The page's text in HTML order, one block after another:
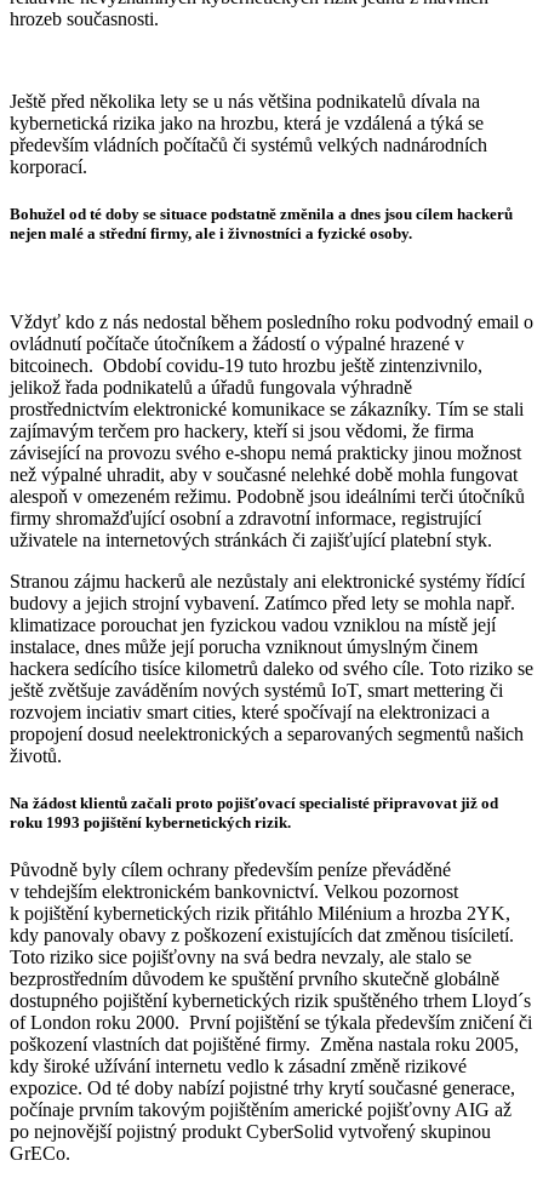
hrozeb současnosti.
Ještě před několika lety se u nás většina podnikatelů dívala na
kybernetická rizika jako na hrozbu, která je vzdálená a týká se
především vládních počítačů či systémů velkých nadnárodních
korporací.
Bohužel od té doby se situace podstatně změnila a dnes jsou cílem hackerů
nejen malé a střední firmy, ale i živnostníci a fyzické osoby.
Vždyť kdo z nás nedostal během posledního roku podvodný email o
ovládnutí počítače útočníkem a žádostí o výpalné hrazené v
bitcoinech. Období covidu-19 tuto hrozbu ještě zintenzivnilo,
jelikož řada podnikatelů a úřadů fungovala výhradně
prostřednictvím elektronické komunikace se zákazníky. Tím se stali
zajímavým terčem pro hackery, kteří si jsou vědomi, že firma
závisející na provozu svého e-shopu nemá prakticky jinou možnost
než výpalné uhradit, aby v současné nelehké době mohla fungovat
alespoň v omezeném režimu. Podobně jsou ideálními terči útočníků
firmy shromažďující osobní a zdravotní informace, registrující
uživatele na internetových stránkách či zajišťující platební styk.
Stranou zájmu hackerů ale nezůstaly ani elektronické systémy řídící
budovy a jejich strojní vybavení. Zatímco před lety se mohla např.
klimatizace porouchat jen fyzickou vadou vzniklou na místě její
instalace, dnes může její porucha vzniknout úmyslným činem
hackera sedícího tisíce kilometrů daleko od svého cíle. Toto riziko se
ještě zvětšuje zaváděním nových systémů IoT, smart mettering či
rozvojem inciativ smart cities, které spočívají na elektronizaci a
propojení dosud neelektronických a separovaných segmentů našich
životů.
Na žádost klientů začali proto pojišťovací specialisté připravovat již od
roku 1993 pojištění kybernetických rizik.
Původně byly cílem ochrany především peníze převáděné
v tehdejším elektronickém bankovnictví. Velkou pozornost
k pojištění kybernetických rizik přitáhlo Milénium a hrozba 2YK,
kdy panovaly obavy z poškození existujících dat změnou tisíciletí.
Toto riziko sice pojišťovny na svá bedra nevzaly, ale stalo se
bezprostředním důvodem ke spuštění prvního skutečně globálně
dostupného pojištění kybernetických rizik spuštěného trhem Lloyd´s
of London roku 2000. První pojištění se týkala především zničení či
poškození vlastních dat pojištěné firmy. Změna nastala roku 2005,
kdy široké užívání internetu vedlo k zásadní změně rizikové
expozice. Od té doby nabízí pojistné trhy krytí současné generace,
počínaje prvním takovým pojištěním americké pojišťovny AIG až
po nejnovější pojistný produkt CyberSolid vytvořený skupinou
GrECo.